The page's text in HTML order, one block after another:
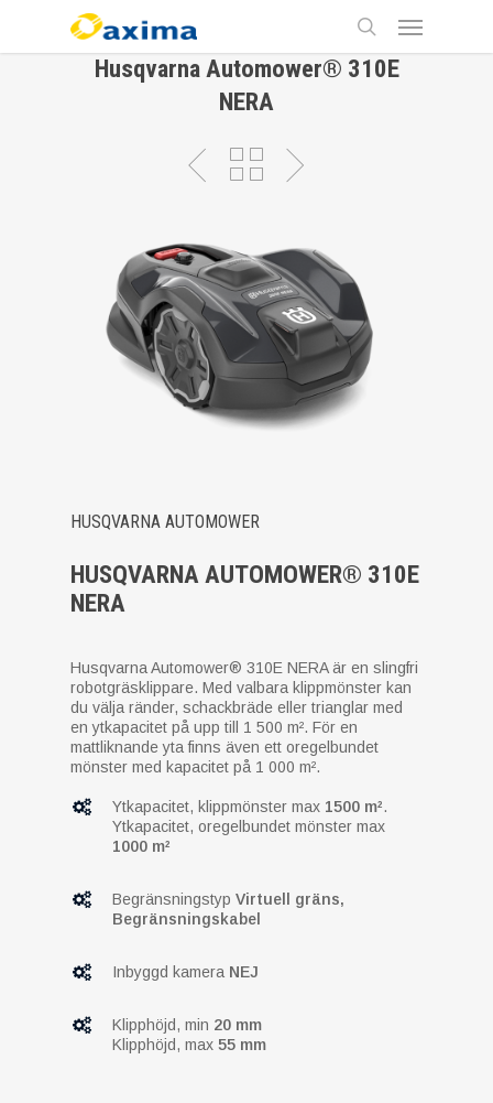
search
Menu
Husqvarna Automower® 310E
NERA
HUSQVARNA AUTOMOWER
HUSQVARNA AUTOMOWER® 310E
NERA
Husqvarna Automower® 310E NERA är en slingfri
robotgräsklippare. Med valbara klippmönster kan
du välja ränder, schackbräde eller trianglar med
en ytkapacitet på upp till 1 500 m². För en
mattliknande yta finns även ett oregelbundet
mönster med kapacitet på 1 000 m².
Ytkapacitet, klippmönster max 1500 m².
Ytkapacitet, oregelbundet mönster max
1000 m²
BegränsningstypVirtuell gräns,
Begränsningskabel
Inbyggd kamera NEJ
Klipphöjd, min 20 mm
Klipphöjd, max55 mm